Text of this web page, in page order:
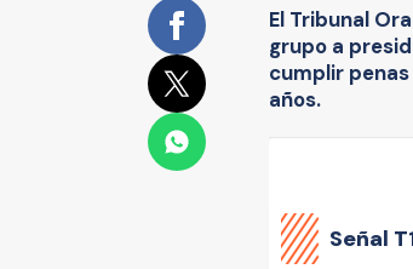
El Tribunal
grupo a
cumplir
años.
Señal